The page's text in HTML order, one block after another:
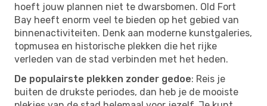
hoeft jouw plannen niet te dwarsbomen. Old Fort
Bay heeft enorm veel te bieden op het gebied van
binnenactiviteiten. Denk aan moderne kunstgaleries,
topmusea en historische plekken die het rijke
verleden van de stad verbinden met het heden.
De populairste plekken zonder gedoe: Reis je
buiten de drukste periodes, dan heb je de mooiste